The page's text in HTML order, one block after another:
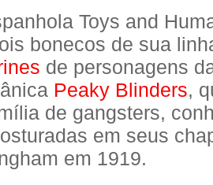
Toys and
bonecos de sua
de personagens
Peaky Blinders,
de gangsters,
em seus
em 1919.